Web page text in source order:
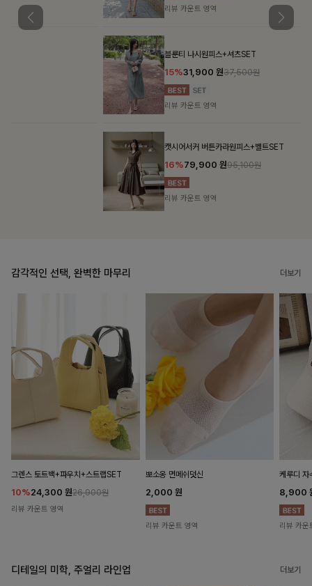
리뷰 카운트 영역
블룬티 나시원피스+셔츠SET
31,900 원 37,500원
리뷰 카운트 영역
캣시어서커 버튼카라원피스+벨트SET
79,900원 95,100원
감각적인 선택, 완벽한 마무리 더보기
그렌스 토트백+파우치+스트랩SET
10%24,300 원26,900원
리뷰 카운트 영역
뽀소옹 면메쉬덧신
2,000 원
리뷰 카운트 영역
케루디 자
8,900
리뷰 카운
디테일의 미학, 주얼리 라인업 더보기